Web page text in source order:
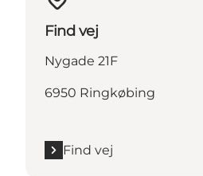
Find vej
Nygade 21F
6950 Ringkøbing
Find vej